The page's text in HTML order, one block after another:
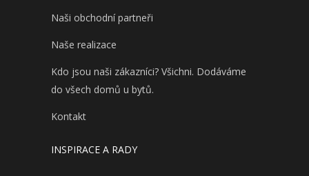
Naši obchodní partneři
Naše realizace
Kdo jsou naši zákazníci? Všichni. Dodáváme
do všech domů u bytů.
Kontakt
INSPIRACE A RADY